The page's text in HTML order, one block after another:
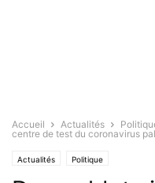
Accueil Actualités
centre de test du coronavirus
Actualités Politique